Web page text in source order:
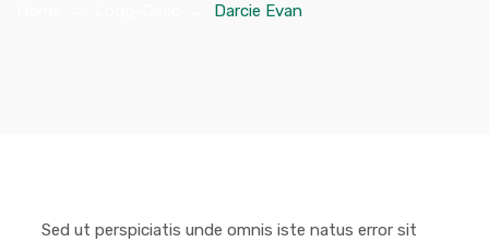
Darcie Evan
Sed ut perspiciatis unde omnis iste natus error sit